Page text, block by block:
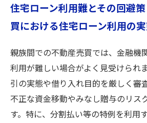
住宅ローン利用難とその回避
買における住宅ローン利用の
親族間での不動産売買では、金融機
利用が難しい場合がよく見受けられ
引の実態や借り入れ目的を厳しく審
不正な資金移動やみなし贈与のリス
す。特に、分割払い等の特例を利用